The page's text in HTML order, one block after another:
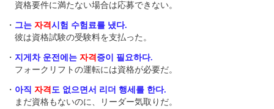
資格要件に満たない場合は応募できない。
・ 그는 자격시험 수험료를 냈다.
彼は資格試験の受験料を支払った。
・ 지게차 운전에는 자격 증이 필요하다.
フォークリフトの運転には資格が必要だ。
・ 아직 자격 도 없으면서 리더 행세를 한다.
まだ資格もないのに、リーダー気取りだ。